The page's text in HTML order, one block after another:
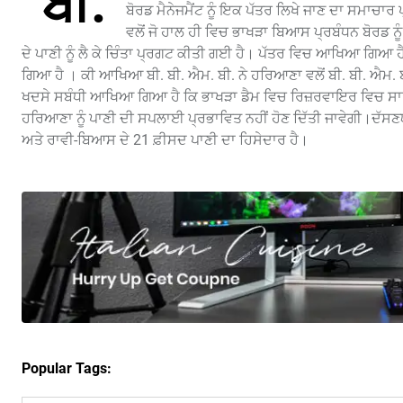
ਬੋਰਡ ਮੈਨੇਜਮੈਂਟ ਨੂੰ ਇਕ ਪੱਤਰ ਲਿਖੇ ਜਾਣ ਦਾ
ਵਲੋਂ ਜੋ ਹਾਲ ਹੀ ਵਿਚ ਭਾਖੜਾ ਬਿਆਸ ਪ੍ਰਬੰਧਨ
ਦੇ ਪਾਣੀ ਨੂੰ ਲੈ ਕੇ ਚਿੰਤਾ ਪ੍ਰਗਟ ਕੀਤੀ ਗਈ ਹੈ। ਪੱਤਰ ਵਿਚ ਆਖਿਆ
ਗਿਆ ਹੈ । ਕੀ ਆਖਿਆ ਬੀ. ਬੀ. ਐਮ. ਬੀ. ਨੇ ਹਰਿਆਣਾ ਵਲੋਂ ਬੀ. ਬੀ.
ਖਦਸੇ ਸਬੰਧੀ ਆਖਿਆ ਗਿਆ ਹੈ ਕਿ ਭਾਖੜਾ ਡੈਮ ਵਿਚ ਰਿਜ਼ਰਵਾਇਰ ਵਿਚ
ਹਰਿਆਣਾ ਨੂੰ ਪਾਣੀ ਦੀ ਸਪਲਾਈ ਪ੍ਰਭਾਵਿਤ ਨਹੀਂ ਹੋਣ ਦਿੱਤੀ
ਅਤੇ ਰਾਵੀ-ਬਿਆਸ ਦੇ 21 ਫ਼ੀਸਦ ਪਾਣੀ ਦਾ ਹਿਸੇਦਾਰ ਹੈ।
Popular Tags: